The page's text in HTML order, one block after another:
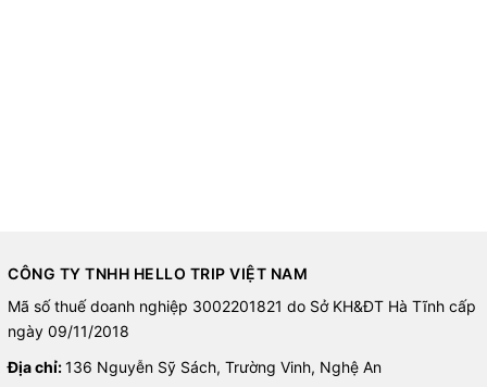
CÔNG TY TNHH HELLO TRIP VIỆT NAM
Mã số thuế doanh nghiệp 3002201821 do Sở KH&ĐT Hà Tĩnh cấp
ngày 09/11/2018
Địa chỉ:136 Nguyễn Sỹ Sách, Trường Vinh, Nghệ An